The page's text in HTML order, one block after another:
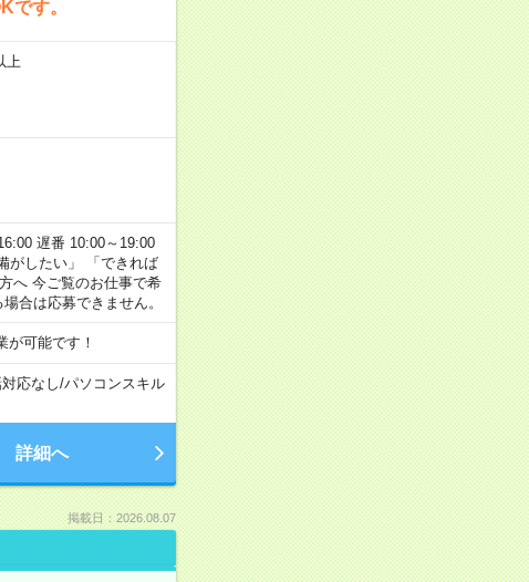
す。
上
遅番 10:00～19:00
がしたい」 「できれば
へ 今ご覧のお仕事で希
合は応募できません。
可能です！
応なし/パソコンスキル
詳細へ
掲載日：2026.08.07